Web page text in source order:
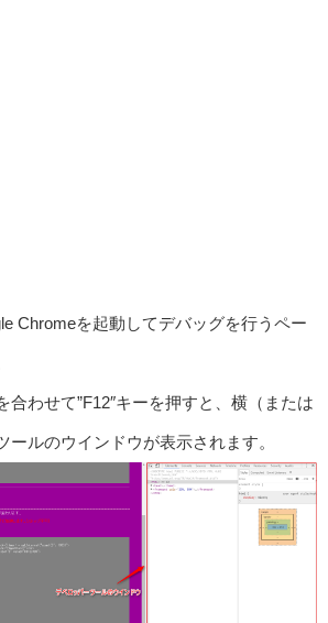
Chromeを起動してデバッグを行うペー
合わせて”F12″キーを押すと、横（または
ールのウインドウが表示されます。